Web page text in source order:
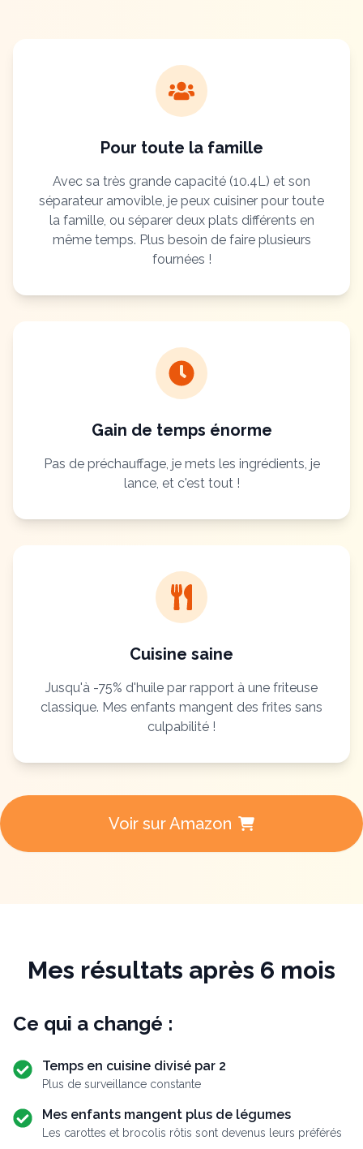
Pour toute la famille
Avec sa très grande capacité (10.4L) et son
séparateur amovible, je peux cuisiner pour toute
la famille, ou séparer deux plats différents en
même temps. Plus besoin de faire plusieurs
fournées !
Gain de temps énorme
Pas de préchauffage, je mets les ingrédients, je
lance, et c'est tout !
Cuisine saine
Jusqu'à -75% d'huile par rapport à une friteuse
classique. Mes enfants mangent des frites sans
culpabilité !
Voir sur Amazon
Mes résultats après 6 mois
Ce qui a changé :
Temps en cuisine divisé par 2
Plus de surveillance constante
Mes enfants mangent plus de légumes
Les carottes et brocolis rôtis sont devenus leurs préférés